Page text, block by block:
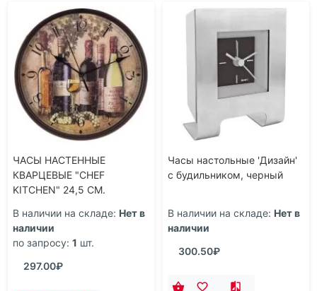
ЧАСЫ НАСТЕННЫЕ
КВАРЦЕВЫЕ "CHEF
KITCHEN" 24,5 СМ.
СМ. (КОР=12ШТ.)
В наличии на складе: Нет в
наличии
по запросу: 1 шт.
297.00₽
Часы настольные 'Дизайн'
с будильником, черный
В наличии на складе: Нет в
наличии
300.50₽